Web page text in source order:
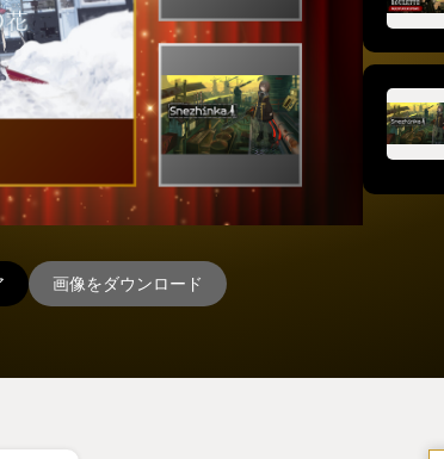
画像をダウンロード